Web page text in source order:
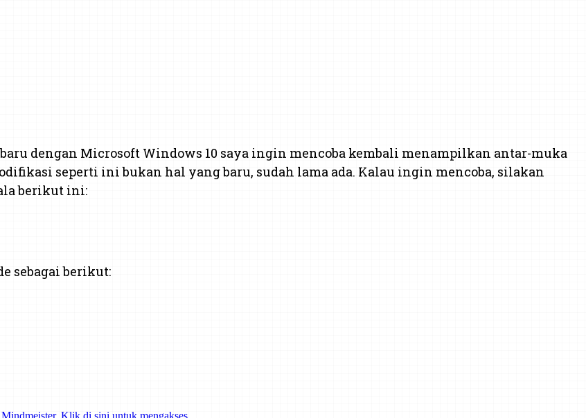
dengan Microsoft Windows 10 saya ingin mencoba kembali menampilkan antar-muka
seperti ini bukan hal yang baru, sudah lama ada. Kalau ingin mencoba, silakan
berikut ini:
sebagai berikut:
Klik di sini untuk mengakses.